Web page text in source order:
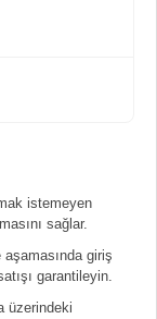
istemeyen
sağlar.
aşamasında giriş
garantileyin.
üzerindeki